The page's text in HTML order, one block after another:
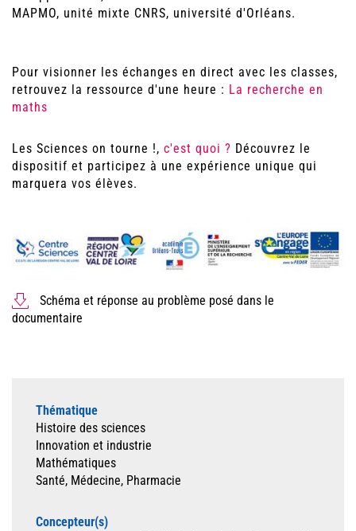
MAPMO, unité mixte CNRS, université d'Orléans.
Pour visionner les échanges en direct avec les classes,
retrouvez la ressource d'une heure : La recherche en
maths
Les Sciences on tourne !, c'est quoi ? Découvrez le
dispositif et participez à une expérience unique qui
marquera vos élèves.
Schéma et réponse au problème posé dans le
documentaire
Thématique
Histoire des sciences
Innovation et industrie
Mathématiques
Santé, Médecine, Pharmacie
Concepteur(s)